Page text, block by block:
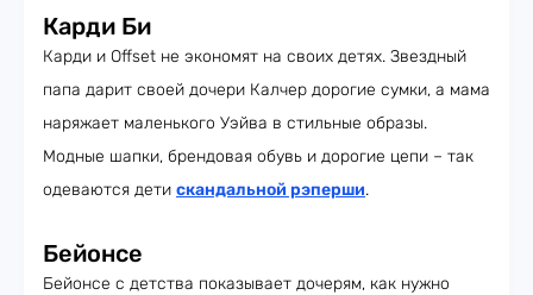
Карди Би
Карди и Offset не экономят на своих детях. Звездный
папа дарит своей дочери Калчер дорогие сумки, а мама
наряжает маленького Уэйва в стильные образы.
Модные шапки, брендовая обувь и дорогие цепи – так
одеваются дети скандальной рэперши.
Бейонсе
Бейонсе с детства показывает дочерям, как нужно